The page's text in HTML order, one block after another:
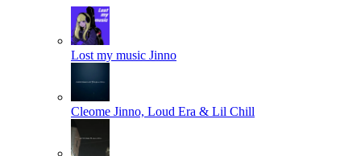
Lost my music Jinno
Cleome Jinno, Loud Era & Lil Chill